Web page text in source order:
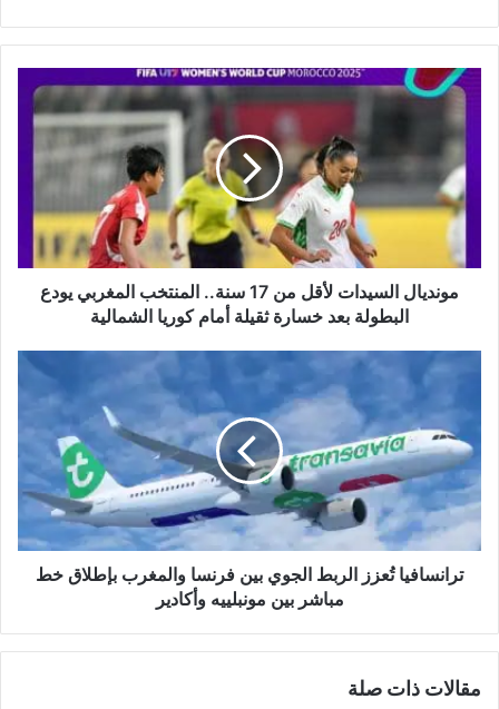
مونديال
السيدات
لأقل
سنة..
المنتخب
المغربي
يودع
البطولة
الشمالية
مونديال السيدات لأقل من 17 سنة.. المنتخب المغربي يودع
البطولة بعد خسارة ثقيلة أمام كوريا الشمالية
ترانسافيا
الجوي
بين
فرنسا
والمغرب
بإطلاق
خط
مباشر
ترانسافيا تُعزز الربط الجوي بين فرنسا والمغرب بإطلاق خط
مباشر بين مونبلييه وأكادير
مقالات ذات صلة